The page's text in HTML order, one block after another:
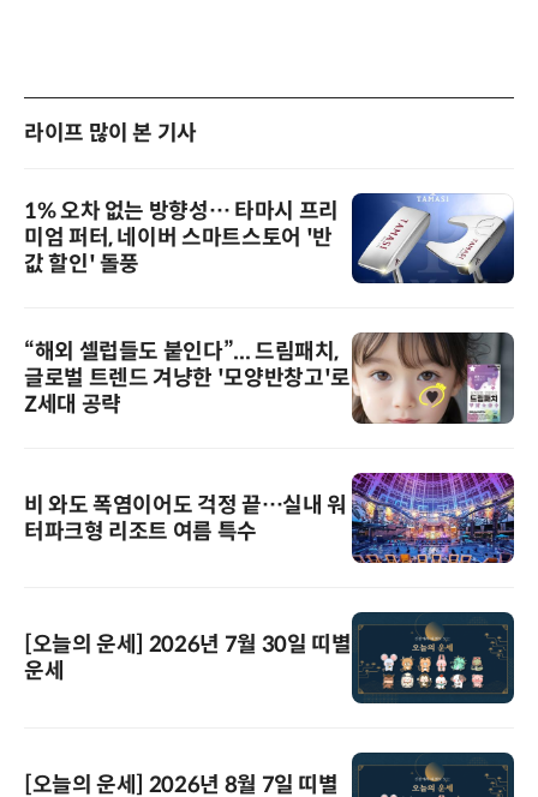
라이프 많이 본 기사
1% 오차 없는 방향성… 타마시 프리
미엄 퍼터, 네이버 스마트스토어 '반
값 할인' 돌풍
“해외 셀럽들도 붙인다”... 드림패치,
글로벌 트렌드 겨냥한 '모양반창고'로
Z세대 공략
비 와도 폭염이어도 걱정 끝…실내 워
터파크형 리조트 여름 특수
[오늘의 운세] 2026년 7월 30일 띠별
운세
[오늘의 운세] 2026년 8월 7일 띠별